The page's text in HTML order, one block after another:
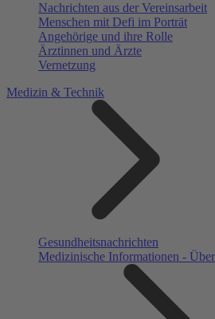
Nachrichten aus der Vereinsarbeit
Menschen mit Defi im Porträt
Angehörige und ihre Rolle
Ärztinnen und Ärzte
Vernetzung
Medizin & Technik
Gesundheitsnachrichten
Medizinische Informationen -